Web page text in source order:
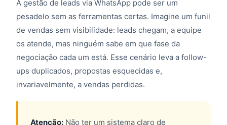
A gestão de leads via WhatsApp pode ser um
pesadelo sem as ferramentas certas. Imagine um funil
de vendas sem visibilidade: leads chegam, a equipe
os atende, mas ninguém sabe em que fase da
negociação cada um está. Esse cenário leva a follow-
ups duplicados, propostas esquecidas e,
invariavelmente, a vendas perdidas.
Atenção: Não ter um sistema claro de